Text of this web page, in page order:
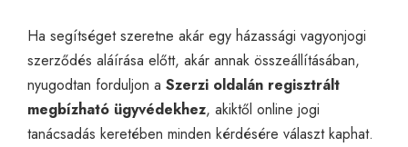
Ha segítséget szeretne akár egy házassági vagyonjogi
szerződés aláírása előtt, akár annak összeállításában,
nyugodtan forduljon a Szerzi oldalán regisztrált
megbízható ügyvédekhez, akiktől online jogi
tanácsadás keretében minden kérdésére választ kaphat.